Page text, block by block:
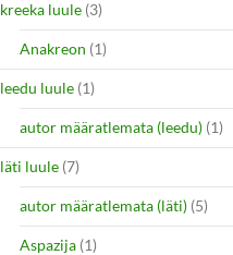
kreeka luule (3)
Anakreon (1)
leedu luule (1)
autor määratlemata (leedu) (1)
läti luule (7)
autor määratlemata (läti) (5)
Aspazija (1)